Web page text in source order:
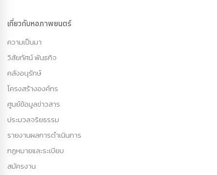
เกี่ยวกับหอภาพยนตร์
ความเป็นมา
วิสัยทัศน์ พันธกิจ
คลังอนุรักษ์
โครงสร้างองค์กร
ศูนย์ข้อมูลข่าวสาร
ประมวลจริยธรรม
รายงานผลการดำเนินการ
กฏหมายและระเบียบ
สมัครงาน